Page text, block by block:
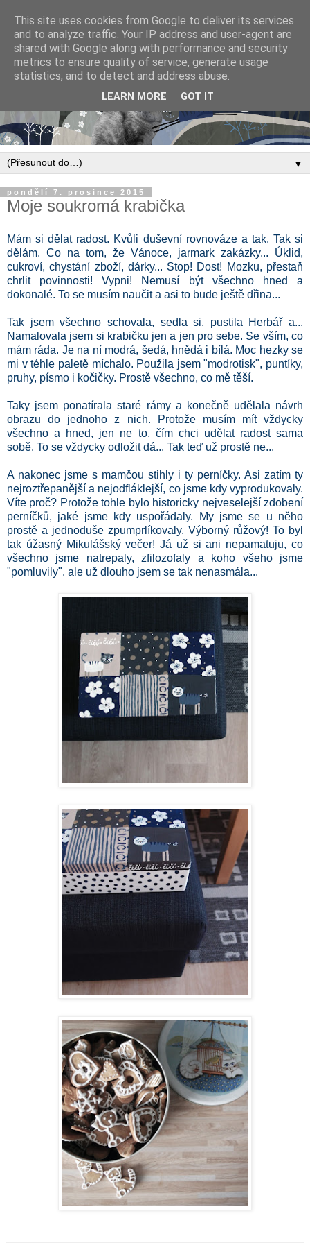
▼
pondělí 7. prosince 2015
Moje soukromá krabička
Mám si dělat radost. Kvůli duševní rovnováze a tak. Tak si
dělám. Co na tom, že Vánoce, jarmark zakázky... Úklid,
cukroví, chystání zboží, dárky... Stop! Dost! Mozku, přestaň
chrlit povinnosti! Vypni! Nemusí být všechno hned a
dokonalé. To se musím naučit a asi to bude ještě dřina...
Tak jsem všechno schovala, sedla si, pustila Herbář a...
Namalovala jsem si krabičku jen a jen pro sebe. Se vším, co
mám ráda. Je na ní modrá, šedá, hnědá i bílá. Moc hezky se
mi v téhle paletě míchalo. Použila jsem "modrotisk", puntíky,
pruhy, písmo i kočičky. Prostě všechno, co mě těší.
Taky jsem ponatírala staré rámy a konečně udělala návrh
obrazu do jednoho z nich. Protože musím mít vždycky
všechno a hned, jen ne to, čím chci udělat radost sama
sobě. To se vždycky odložit dá... Tak teď už prostě ne...
A nakonec jsme s mamčou stihly i ty perníčky. Asi zatím ty
nejroztřepanější a nejodfláklejší, co jsme kdy vyprodukovaly.
Víte proč? Protože tohle bylo historicky nejveselejší zdobení
perníčků, jaké jsme kdy uspořádaly. My jsme se u něho
prostě a jednoduše zpumprlíkovaly. Výborný růžový! To byl
tak úžasný Mikulášský večer! Já už si ani nepamatuju, co
všechno jsme natrepaly, zfilozofaly a koho všeho jsme
"pomluvily". ale už dlouho jsem se tak nenasmála...
This site uses cookies from Google to deliver its services
and to analyze traffic. Your IP address and user-agent are
shared with Google along with performance and security
metrics to ensure quality of service, generate usage
statistics, and to detect and address abuse.
LEARN MORE GOT IT